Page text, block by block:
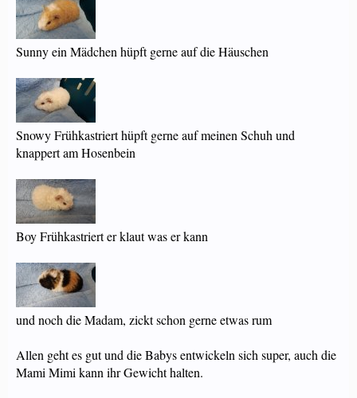
Sunny ein Mädchen hüpft gerne auf die Häuschen
Snowy Frühkastriert hüpft gerne auf meinen Schuh und
knappert am Hosenbein
Boy Frühkastriert er klaut was er kann
und noch die Madam, zickt schon gerne etwas rum
Allen geht es gut und die Babys entwickeln sich super, auch die
Mami Mimi kann ihr Gewicht halten.